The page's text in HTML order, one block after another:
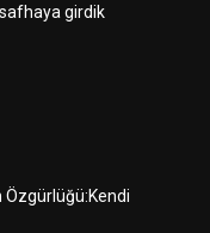
girdik
Özgürlüğü:Kendi